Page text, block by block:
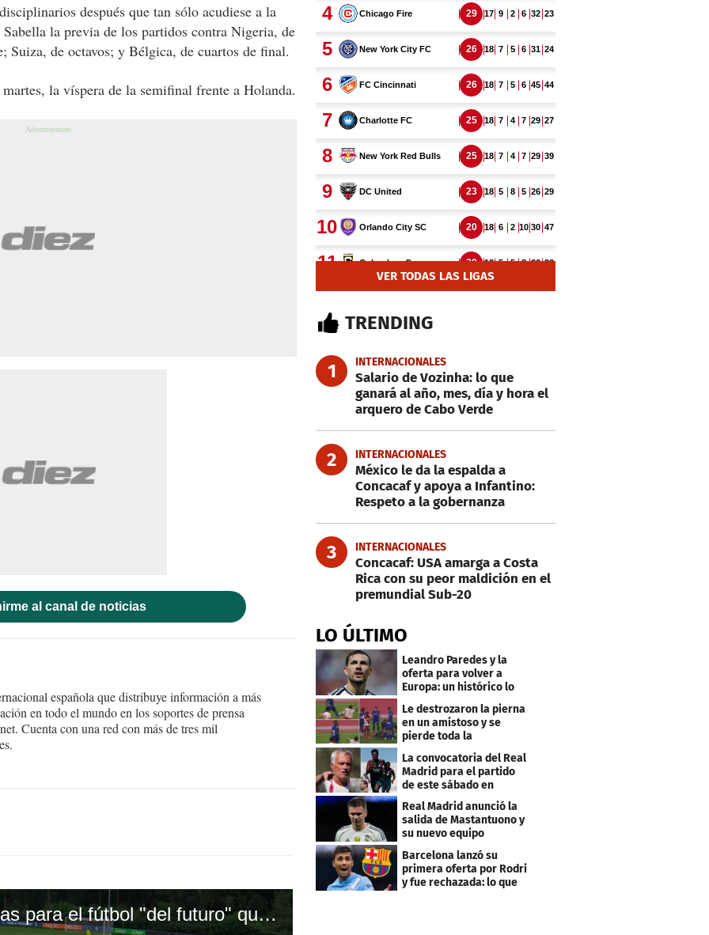
después que tan sólo acudiese a la
la previa de los partidos contra Nigeria, de
Suiza, de octavos; y Bélgica, de cuartos de final.
la víspera de la semifinal frente a Holanda.
al canal de noticias
española que distribuye información a más
en todo el mundo en los soportes de prensa
Cuenta con una red con más de tres mil
Las cinco nuevas reglas para el fútbol "del futuro" que FIFA ya probó
VER TODAS LAS LIGAS
TRENDING
1 INTERNACIONALES
Salario de Vozinha: lo que
ganará al año, mes, día y hora el
arquero de Cabo Verde
2 INTERNACIONALES
México le da la espalda a
Concacaf y apoya a Infantino:
Respeto a la gobernanza
3 INTERNACIONALES
Concacaf: USA amarga a Costa
Rica con su peor maldición en el
premundial Sub-20
LO ÚLTIMO
Leandro Paredes y la
oferta para volver a
Europa: un histórico lo
Le destrozaron la pierna
en un amistoso y se
pierde toda la
temporada en LaLiga
La convocatoria del Real
Madrid para el partido
de este sábado en
Budapest
Real Madrid anunció la
salida de Mastantuono y
su nuevo equipo
Barcelona lanzó su
primera oferta por Rodri
y fue rechazada: lo que